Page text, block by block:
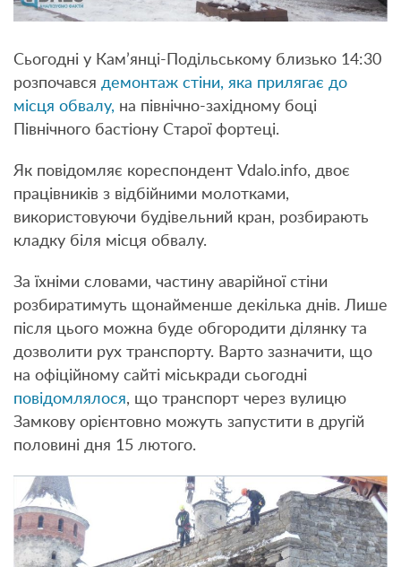
Сьогодні у Кам’янці-Подільському близько 14:30
розпочався демонтаж стіни, яка прилягає до
місця обвалу, на північно-західному боці
Північного бастіону Старої фортеці.
Як повідомляє кореспондент Vdalo.info, двоє
працівників з відбійними молотками,
використовуючи будівельний кран, розбирають
кладку біля місця обвалу.
За їхніми словами, частину аварійної стіни
розбиратимуть щонайменше декілька днів. Лише
після цього можна буде обгородити ділянку та
дозволити рух транспорту. Варто зазначити, що
на офіційному сайті міськради сьогодні
повідомлялося, що транспорт через вулицю
Замкову орієнтовно можуть запустити в другій
половині дня 15 лютого.